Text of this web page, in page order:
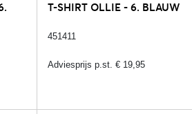
T-SHIRT OLLIE - 6. BLAUW
451411
Adviesprijs p.st. € 19,95